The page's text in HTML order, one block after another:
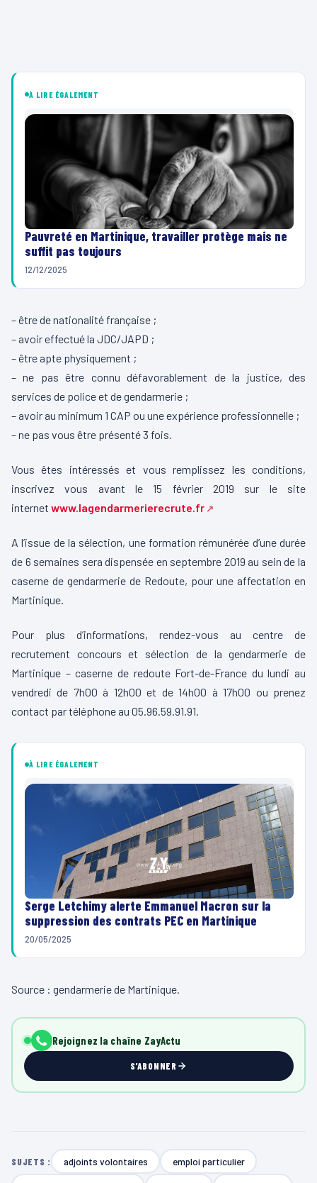
À LIRE ÉGALEMENT
Pauvreté en Martinique, travailler protège mais ne
suffit pas toujours
12/12/2025
– être de nationalité française ;
– avoir effectué la JDC/JAPD ;
– être apte physiquement ;
– ne pas être connu défavorablement de la justice, des
services de police et de gendarmerie ;
– avoir au minimum 1 CAP ou une expérience professionnelle ;
– ne pas vous être présenté 3 fois.
Vous êtes intéressés et vous remplissez les conditions,
inscrivez vous avant le 15 février 2019 sur le site
internet www.lagendarmerierecrute.fr
A l’issue de la sélection, une formation rémunérée d’une durée
de 6 semaines sera dispensée en septembre 2019 au sein de la
caserne de gendarmerie de Redoute, pour une affectation en
Martinique.
Pour plus d’informations, rendez-vous au centre de
recrutement concours et sélection de la gendarmerie de
Martinique – caserne de redoute Fort-de-France du lundi au
vendredi de 7h00 à 12h00 et de 14h00 à 17h00 ou prenez
contact par téléphone au 05.96.59.91.91.
À LIRE ÉGALEMENT
Serge Letchimy alerte Emmanuel Macron sur la
suppression des contrats PEC en Martinique
20/05/2025
Source : gendarmerie de Martinique.
Rejoignez la chaîne ZayActu
S'ABONNER
SUJETS : adjoints volontaires emploi particulier